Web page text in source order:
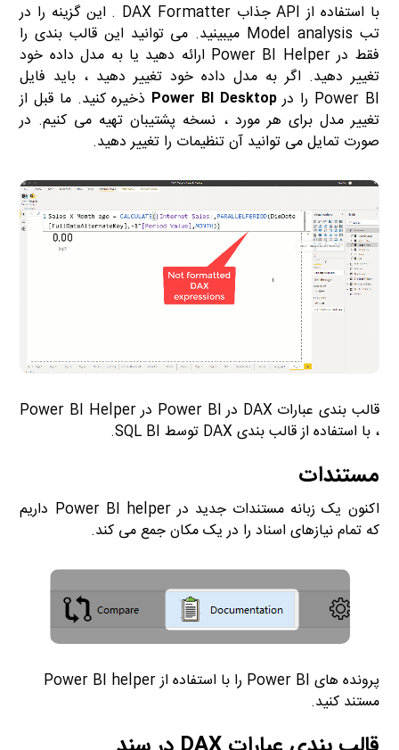
با استفاده از API جذاب DAX Formatter . این گزینه را در
تب Model analysis میبینید. می توانید این قالب بندی را
فقط در Power BI Helper ارائه دهید یا به مدل داده خود
تغییر دهید. اگر به مدل داده خود تغییر دهید ، باید فایل
Power BI را در
Power BI Desktop ذخیره کنید. ما قبل از
تغییر مدل برای هر مورد ، نسخه پشتیبان تهیه می کنیم. در
صورت تمایل می توانید آن تنظیمات را تغییر دهید.
قالب بندی عبارات DAX در Power BI در Power BI Helper
، با استفاده از قالب بندی DAX توسط SQL BI.
مستندات
اکنون یک زبانه مستندات جدید در Power BI helper داریم
که تمام نیازهای اسناد را در یک مکان جمع می کند.
پرونده های Power BI را با استفاده از Power BI helper
مستند کنید.